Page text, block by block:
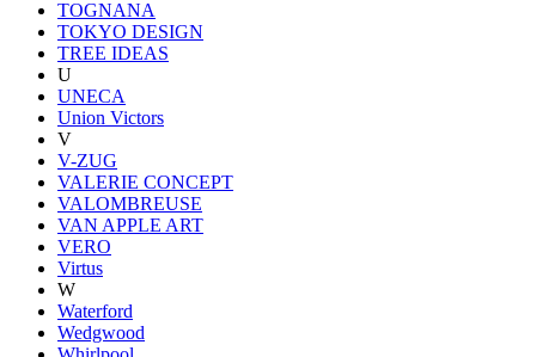
TOGNANA
TOKYO DESIGN
TREE IDEAS
U
UNECA
Union Victors
V
V-ZUG
VALERIE CONCEPT
VALOMBREUSE
VAN APPLE ART
VERO
Virtus
W
Waterford
Wedgwood